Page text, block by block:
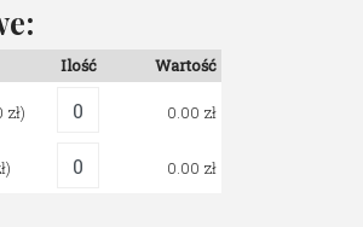
Ilość Wartość
(40 zł) 0.00
0.00